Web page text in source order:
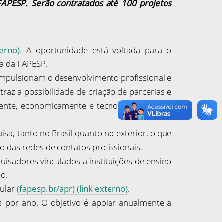
Serão contratados até 100 projetos
. A oportunidade está voltada para o
FAPESP.
o desenvolvimento profissional e
a possibilidade de criação de parcerias e
economicamente e tecnologicamente a
tanto no Brasil quanto no exterior, o que
das redes de contatos profissionais.
vinculados a instituições de ensino
(fapesp.br/apr) (link externo).
por ano. O objetivo é apoiar anualmente a